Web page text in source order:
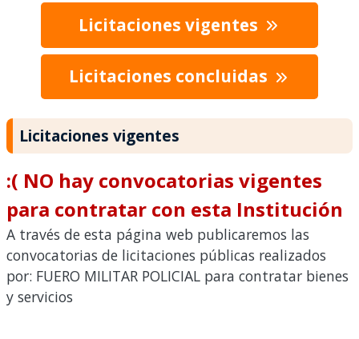
Licitaciones vigentes
Licitaciones concluidas
Licitaciones vigentes
:( NO hay convocatorias vigentes
para contratar con esta Institución
A través de esta página web publicaremos las
convocatorias de licitaciones públicas realizados
por: FUERO MILITAR POLICIAL para contratar bienes
y servicios